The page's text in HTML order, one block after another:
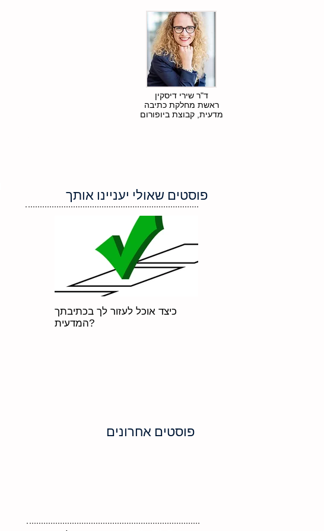
ד"ר שירי דיסקין
ראשת מחלקת כתיבה
מדעית, קבוצת ביופורום
פוסטים שאולי יעניינו אותך
כיצד אוכל לעזור לך בכתיבתך
המדעית?
פוסטים אחרונים